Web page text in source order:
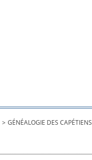
> GÉNÉALOGIE DES CAPÉTIENS